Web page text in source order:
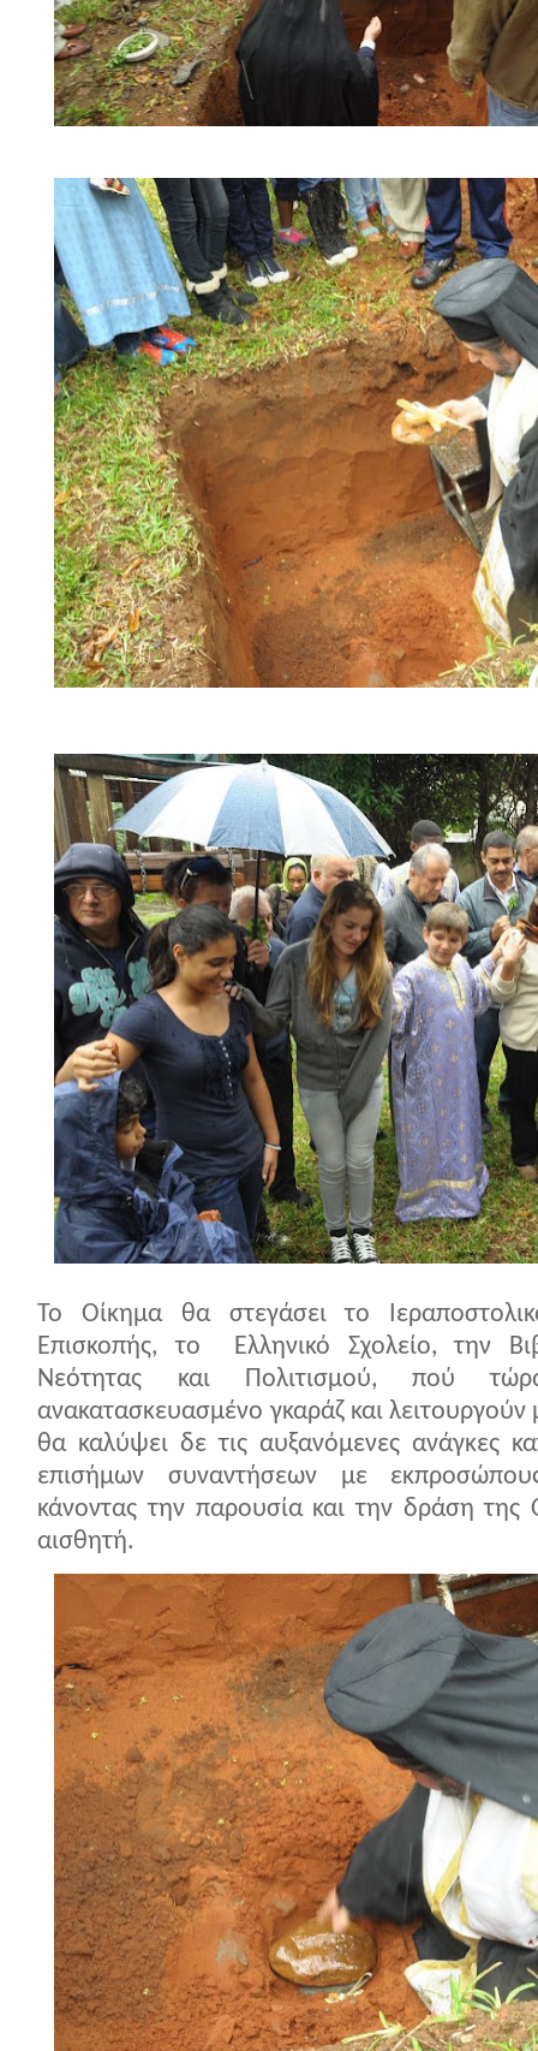
Το Οίκημα θα στεγάσει το
Επισκοπής, το Ελληνικό Σχολείο, την
Νεότητας και Πολιτισμού, πού
ανακατασκευασμένο γκαράζ και λειτουργούν
θα καλύψει δε τις αυξανόμενες ανάγκες
επισήμων συναντήσεων με
κάνοντας την παρουσία και την δράση της
αισθητή.